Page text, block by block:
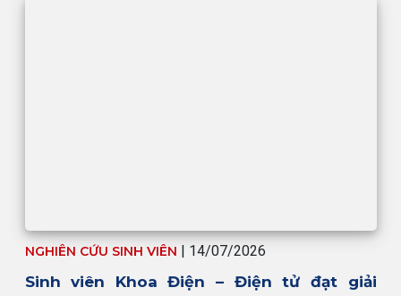
NGHIÊN CỨU SINH VIÊN | 14/07/2026
Sinh viên Khoa Điện – Điện tử đạt giải